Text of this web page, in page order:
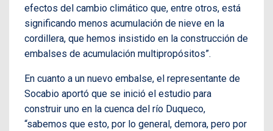
efectos del cambio climático que, entre otros, está
significando menos acumulación de nieve en la
cordillera, que hemos insistido en la construcción de
embalses de acumulación multipropósitos”.
En cuanto a un nuevo embalse, el representante de
Socabio aportó que se inició el estudio para
construir uno en la cuenca del río Duqueco,
“sabemos que esto, por lo general, demora, pero por